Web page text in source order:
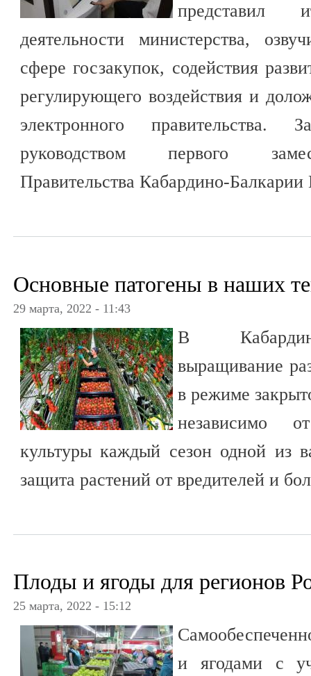
представил
деятельности министерства,
сфере госзакупок, содействия
регулирующего воздействия и
электронного
руководством первого
Правительства Кабардино-
Основные патогены в наших
29 марта, 2022 - 11:43
В
выращивание
в режиме
независимо
культуры каждый сезон одной из
защита растений от вредителей и
Плоды и ягоды для регионов
25 марта, 2022 - 15:12
и ягодами с